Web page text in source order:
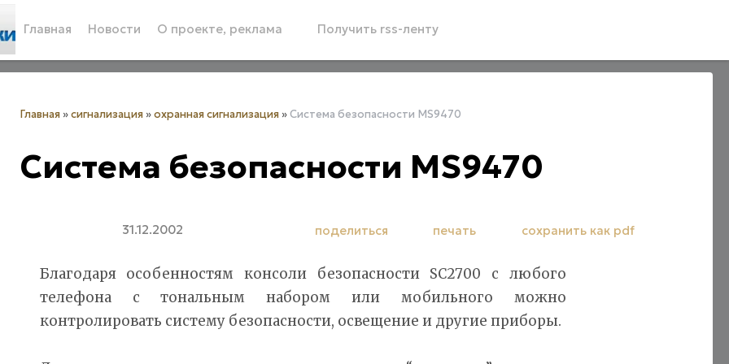
Главная Новости О проекте, реклама Получить rss-ленту
Главная »сигнализация »охранная сигнализация »Система безопасности MS9470
Система безопасности MS9470
31.12.2002 поделиться печать сохранить как pdf
Благодаря особенностям консоли безопасности SC2700 с любого
телефона с тональным набором или мобильного можно
контролировать систему безопасности, освещение и другие приборы.